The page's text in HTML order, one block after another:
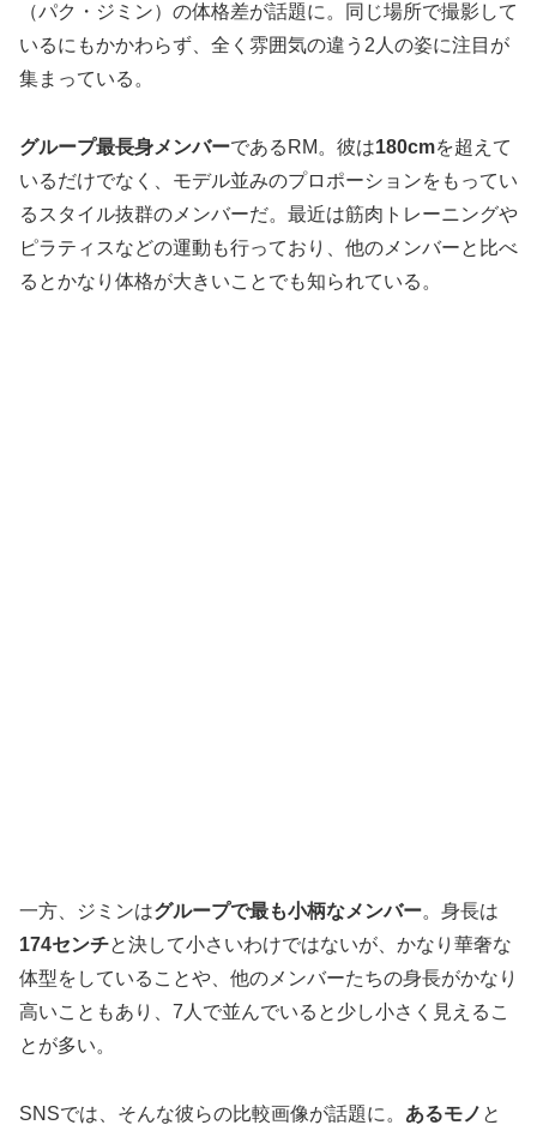
（パク・ジミン）の体格差が話題に。同じ場所で撮影して
いるにもかかわらず、全く雰囲気の違う2人の姿に注目が
集まっている。
グループ最長身メンバーであるRM。彼は180cmを超えて
いるだけでなく、モデル並みのプロポーションをもってい
るスタイル抜群のメンバーだ。最近は筋肉トレーニングや
ピラティスなどの運動も行っており、他のメンバーと比べ
るとかなり体格が大きいことでも知られている。
一方、ジミンはグループで最も小柄なメンバー。身長は
174センチと決して小さいわけではないが、かなり華奢な
体型をしていることや、他のメンバーたちの身長がかなり
高いこともあり、7人で並んでいると少し小さく見えるこ
とが多い。
SNSでは、そんな彼らの比較画像が話題に。 あるモノ と